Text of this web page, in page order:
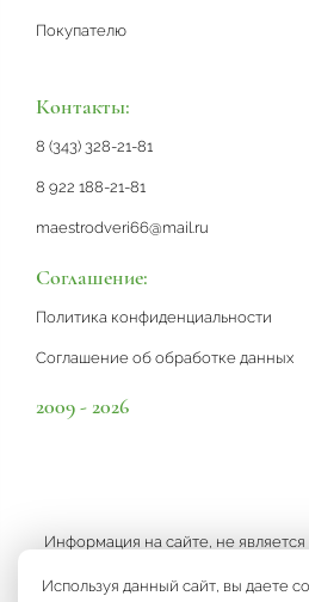
Используя данный сайт, вы даете
Покупателю
Контакты:
8 (343) 328-21-81
8 922 188-21-81
maestrodveri66@mail.ru
Соглашение:
Политика конфиденциальности
Соглашение об обработке данных
2009 - 2026
Информация на сайте, не
рекламой, а носит
изменена по